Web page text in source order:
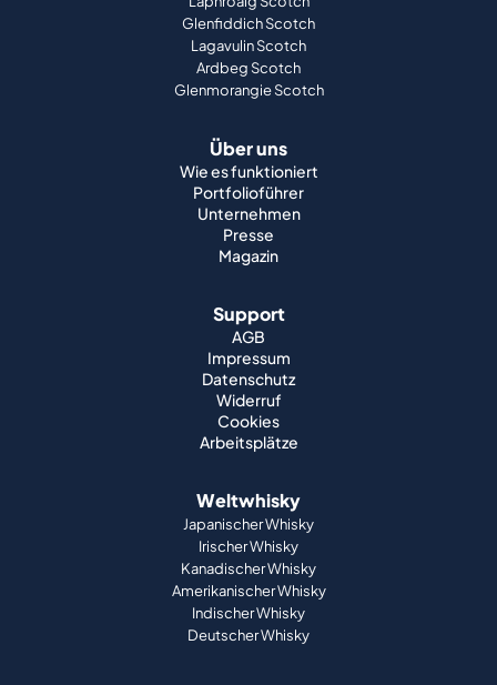
Glenfiddich Scotch
Lagavulin Scotch
Ardbeg Scotch
Glenmorangie Scotch
Über uns
Wie es funktioniert
Portfolioführer
Unternehmen
Presse
Magazin
Support
AGB
Impressum
Datenschutz
Widerruf
Cookies
Arbeitsplätze
Weltwhisky
Japanischer Whisky
Irischer Whisky
Kanadischer Whisky
Amerikanischer Whisky
Indischer Whisky
Deutscher Whisky